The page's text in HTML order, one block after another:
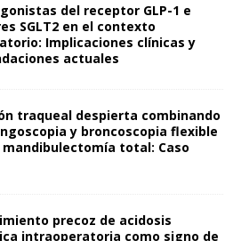
del receptor GLP-1 e
SGLT2 en el contexto
Implicaciones clínicas y
actuales
traqueal despierta combinando
y broncoscopia flexible
mandibulectomía total: Caso
precoz de acidosis
intraoperatoria como signo de